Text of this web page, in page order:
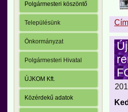
Polgármesteri köszöntő
Településünk
Önkormányzat
Polgármesteri Hivatal
ÚJKOM Kft.
Közérdekű adatok